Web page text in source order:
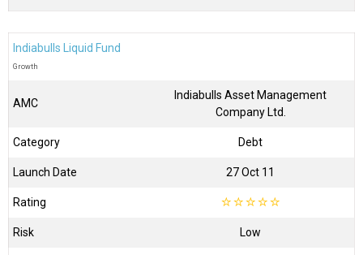
Indiabulls Liquid Fund
Growth
AMC
Indiabulls Asset Management
Company Ltd.
Category Debt
Launch Date 27 Oct 11
Rating ☆☆☆☆☆
Risk Low